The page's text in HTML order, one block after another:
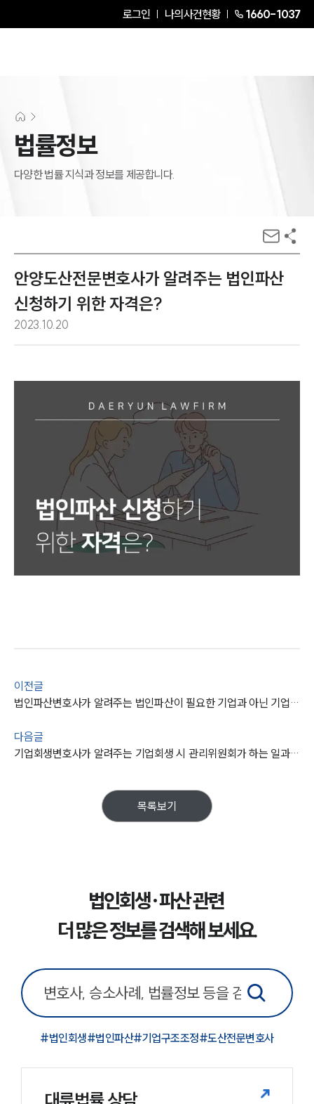
로그인 나의사건현황 1660-1037
그룹소개
그룹소개
대륜의 강점
오시는 길
고객의 소리
AI대륜
법률정보
다양한 법률 지식과 정보를 제공합니다.
안양도산전문변호사가 알려주는 법인파산
신청하기 위한 자격은?
2023.10.20
이전글
법인파산변호사가 알려주는 법인파산이 필요한 기업과 아닌 기업들은
다음글
기업회생변호사가 알려주는 기업회생 시 관리위원회가 하는 일과 자격은
목록보기
법인회생·파산 관련
더 많은 정보를 검색해 보세요.
#법인회생#법인파산#기업구조조정#도산전문변호사